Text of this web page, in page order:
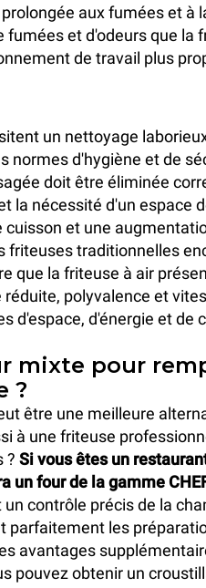
aux fumées et à
et d'odeurs que la
de travail plus
un nettoyage
normes d'hygiène et de
doit être éliminée
la nécessité d'un espace
et une
friteuses traditionnelles
que la friteuse à air
polyvalence et
d'espace, d'énergie et de
mixte pour
?
être une meilleure
à une friteuse
? Si vous êtes un
un four de la gamme
contrôle précis de la
parfaitement les
avantages
pouvez obtenir un